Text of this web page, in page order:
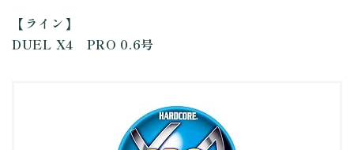
【ライン】
DUEL X4 PRO 0.6号